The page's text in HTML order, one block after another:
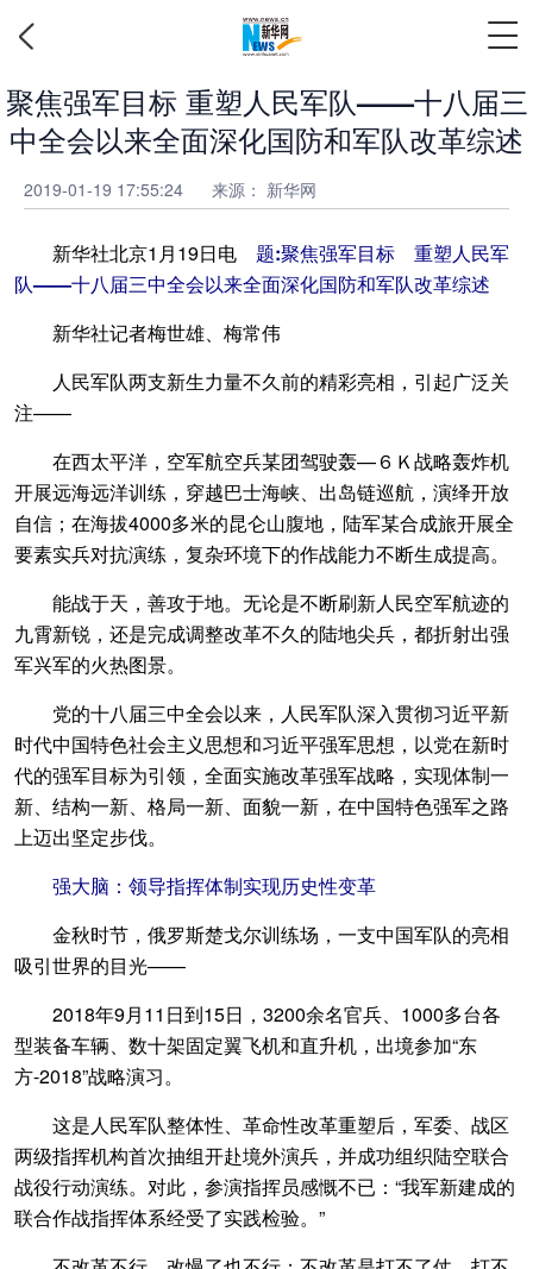
聚焦强军目标 重塑人民军队——十八届三
中全会以来全面深化国防和军队改革综述
2019-01-19 17:55:24 来源： 新华网
新华社北京1月19日电 题:聚焦强军目标 重塑人民军
队——十八届三中全会以来全面深化国防和军队改革综述
新华社记者梅世雄、梅常伟
人民军队两支新生力量不久前的精彩亮相，引起广泛关
注——
在西太平洋，空军航空兵某团驾驶轰—６Ｋ战略轰炸机
开展远海远洋训练，穿越巴士海峡、出岛链巡航，演绎开放
自信；在海拔4000多米的昆仑山腹地，陆军某合成旅开展全
要素实兵对抗演练，复杂环境下的作战能力不断生成提高。
能战于天，善攻于地。无论是不断刷新人民空军航迹的
九霄新锐，还是完成调整改革不久的陆地尖兵，都折射出强
军兴军的火热图景。
党的十八届三中全会以来，人民军队深入贯彻习近平新
时代中国特色社会主义思想和习近平强军思想，以党在新时
代的强军目标为引领，全面实施改革强军战略，实现体制一
新、结构一新、格局一新、面貌一新，在中国特色强军之路
上迈出坚定步伐。
强大脑：领导指挥体制实现历史性变革
金秋时节，俄罗斯楚戈尔训练场，一支中国军队的亮相
吸引世界的目光——
2018年9月11日到15日，3200余名官兵、1000多台各
型装备车辆、数十架固定翼飞机和直升机，出境参加“东
方-2018”战略演习。
这是人民军队整体性、革命性改革重塑后，军委、战区
两级指挥机构首次抽组开赴境外演兵，并成功组织陆空联合
战役行动演练。对此，参演指挥员感慨不已：“我军新建成的
联合作战指挥体系经受了实践检验。”